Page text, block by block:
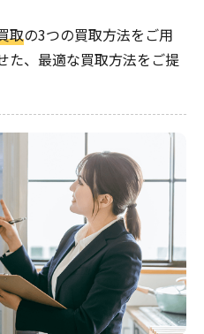
取の3つの買取方法をご用
た、最適な買取方法をご提